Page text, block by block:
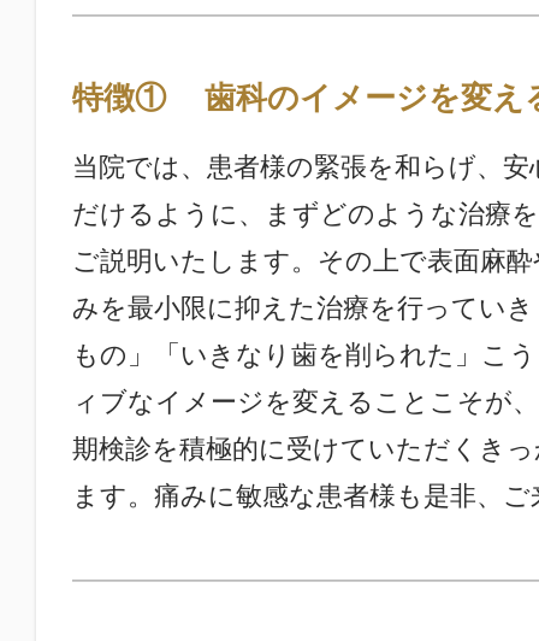
特徴① 歯科のイメージを変え
当院では、患者様の緊張を和らげ、
だけるように、まずどのような治療
ご説明いたします。その上で表面麻
みを最小限に抑えた治療を行ってい
もの」「いきなり歯を削られた」こ
ィブなイメージを変えることこそが
期検診を積極的に受けていただくき
ます。痛みに敏感な患者様も是非、